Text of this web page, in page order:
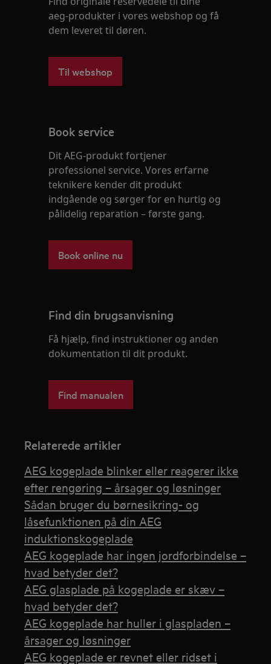
aeg-produkter i vores webshop og få
dem leveret til døren.
Til webshop
Book service
Dit AEG-produkt fortjener
professionel service. Vores erfarne
teknikere kender dit produkt
indgående og sørger for en hurtig og
pålidelig reparation – første gang.
Book online nu
Find din brugsanvisning
Få hjælp, find instruktioner og anden
dokumentation til dit produkt.
Find manualen
Relaterede artikler
AEG kogeplade blinker eller reagerer ikke
efter rengøring – årsager og løsninger
Sådan bruger du børnesikring- og
låsefunktionen på din AEG
induktionskogeplade
AEG kogeplade har ingen jordforbindelse –
hvad betyder det?
AEG glasplade på kogeplade er skæv –
hvad betyder det?
AEG kogeplade har huller i glaspladen –
årsager og løsninger
AEG kogeplade er revnet eller ridset i